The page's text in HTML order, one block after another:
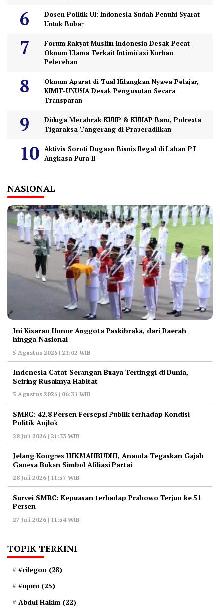
Dosen Politik UI: Indonesia Sudah Penuhi Syarat
Untuk Bubar
Forum Rakyat Muslim Indonesia Desak Pecat
Oknum Ulama Terkait Intimidasi Korban
Pelecehan
Oknum Aparat di Tual Hilangkan Nyawa Pelajar,
KIMIT-UNUSIA Desak Pengusutan Secara
Transparan
Diduga Menabrak KUHP & KUHAP Baru, Polresta
Tigaraksa Tangerang di Praperadilkan
Aktivis Soroti Dugaan Bisnis Ilegal di Lahan PT
Angkasa Pura II
NASIONAL
Ini Kisaran Honor Anggota Paskibraka, dari Daerah
hingga Nasional
5 Agustus 2026 | 21:02 WIB
Indonesia Catat Serangan Buaya Tertinggi di Dunia,
Seiring Rusaknya Habitat
5 Agustus 2026 | 06:31 WIB
‎SMRC: 42,8 Persen Persepsi Publik terhadap Kondisi
Politik Anjlok
28 Juli 2026 | 21:33 WIB
‎Jelang Kongres HIKMAHBUDHI, Ananda Tegaskan Gajah
Ganesa Bukan Simbol Afiliasi Partai
28 Juli 2026 | 11:57 WIB
‎Survei SMRC: Kepuasan terhadap Prabowo Terjun ke 51
Persen
27 Juli 2026 | 11:54 WIB
TOPIK TERKINI
#cilegon (28)
#opini (25)
Abdul Hakim (22)